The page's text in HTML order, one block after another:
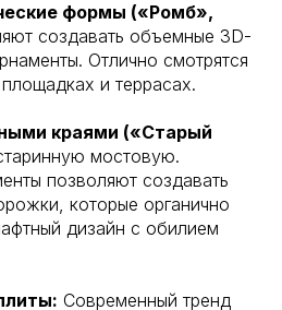
формы («Ромб»,
создавать объемные 3D-
Отлично смотрятся
и террасах.
краями («Старый
мостовую.
позволяют создавать
которые органично
дизайн с обилием
Современный тренд